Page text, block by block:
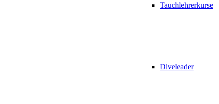
Tauchlehrerkurse
Diveleader